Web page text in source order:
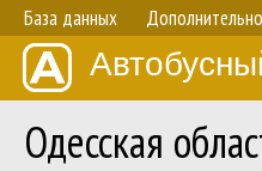
База данных Дополнительно
Одесская